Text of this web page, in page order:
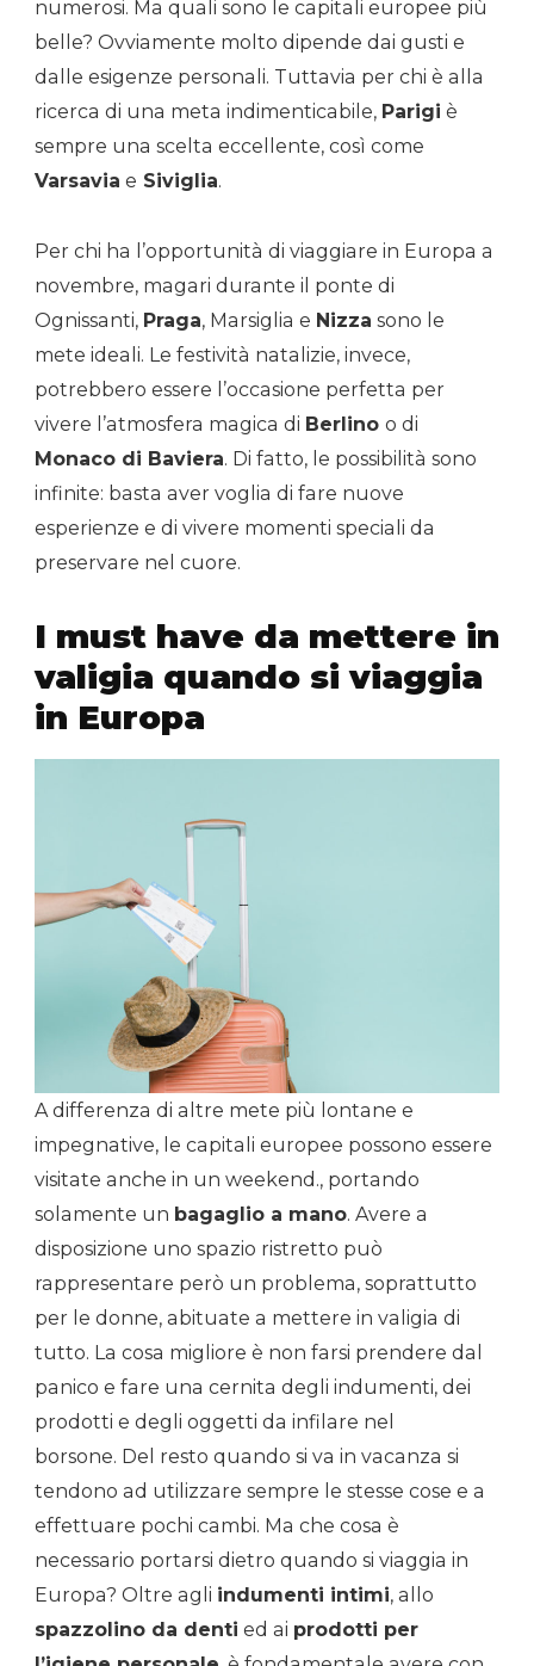
numerosi. Ma quali sono le capitali europee più
belle? Ovviamente molto dipende dai gusti e
dalle esigenze personali. Tuttavia per chi è alla
ricerca di una meta indimenticabile, Parigi è
sempre una scelta eccellente, così come
Varsavia e Siviglia.
Per chi ha l’opportunità di viaggiare in Europa a
novembre, magari durante il ponte di
Ognissanti, Praga, Marsiglia e Nizza sono le
mete ideali. Le festività natalizie, invece,
potrebbero essere l’occasione perfetta per
vivere l’atmosfera magica di Berlino o di
Monaco di Baviera. Di fatto, le possibilità sono
infinite: basta aver voglia di fare nuove
esperienze e di vivere momenti speciali da
preservare nel cuore.
I must have da mettere in
valigia quando si viaggia
in Europa
A differenza di altre mete più lontane e
impegnative, le capitali europee possono essere
visitate anche in un weekend., portando
solamente un bagaglio a mano. Avere a
disposizione uno spazio ristretto può
rappresentare però un problema, soprattutto
per le donne, abituate a mettere in valigia di
tutto. La cosa migliore è non farsi prendere dal
panico e fare una cernita degli indumenti, dei
prodotti e degli oggetti da infilare nel
borsone. Del resto quando si va in vacanza si
tendono ad utilizzare sempre le stesse cose e a
effettuare pochi cambi. Ma che cosa è
necessario portarsi dietro quando si viaggia in
Europa? Oltre agli indumenti intimi, allo
spazzolino da denti ed ai prodotti per